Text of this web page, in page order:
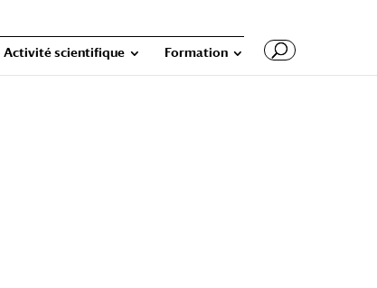
Activité scientifique Formation